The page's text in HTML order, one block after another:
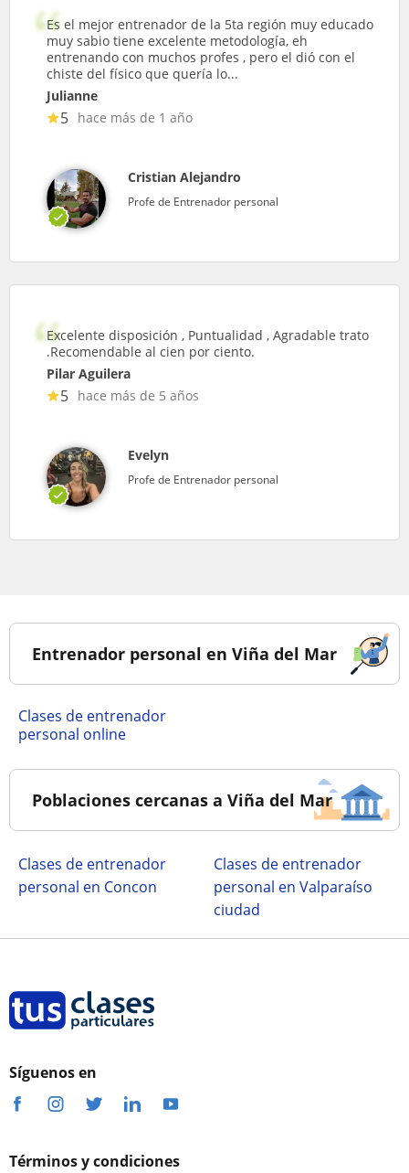
Es el mejor entrenador de la 5ta región muy educado
muy sabio tiene excelente metodología, eh
entrenando con muchos profes , pero el dió con el
chiste del físico que quería lo...
Julianne
5 hace más de 1 año
Cristian Alejandro
Profe de Entrenador personal
Excelente disposición , Puntualidad , Agradable trato
.Recomendable al cien por ciento.
Pilar Aguilera
5 hace más de 5 años
Evelyn
Profe de Entrenador personal
Entrenador personal en Viña del Mar
Clases de entrenador
personal online
Poblaciones cercanas a Viña del Mar
Clases de entrenador
personal en Concon
Clases de entrenador
personal en Valparaíso
ciudad
Síguenos en
Términos y condiciones